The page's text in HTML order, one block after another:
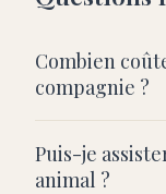
Combien
compagnie ?
Puis-je
animal ?